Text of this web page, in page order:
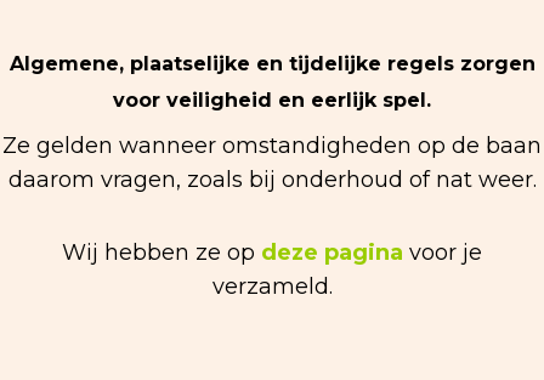
Algemene, plaatselijke en tijdelijke regels zorgen
voor veiligheid en eerlijk spel.
Ze gelden wanneer omstandigheden op de baan
daarom vragen, zoals bij onderhoud of nat weer.
Wij hebben ze op deze pagina voor je
verzameld.